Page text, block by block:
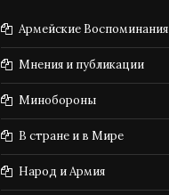
Армейские Воспоминания
Мнения и публикации
Минобороны
В стране и в Мире
Народ и Армия